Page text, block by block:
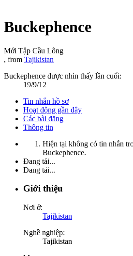
Buckephence
Mới Tập Cầu Lông
, from Tajikistan
Buckephence được nhìn thấy lần cuối:
19/9/12
Tin nhắn hồ sơ
Hoạt động gần đây
Các bài đăng
Thông tin
Hiện tại không có tin nhắn
Buckephence.
Đang tải...
Đang tải...
Giới thiệu
Nơi ở:
Tajikistan
Nghề nghiệp:
Tajikistan